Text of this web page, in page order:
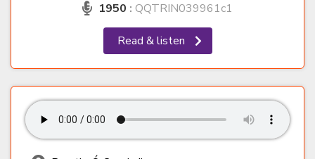
1950 : QQTRIN039961c1
Read & listen